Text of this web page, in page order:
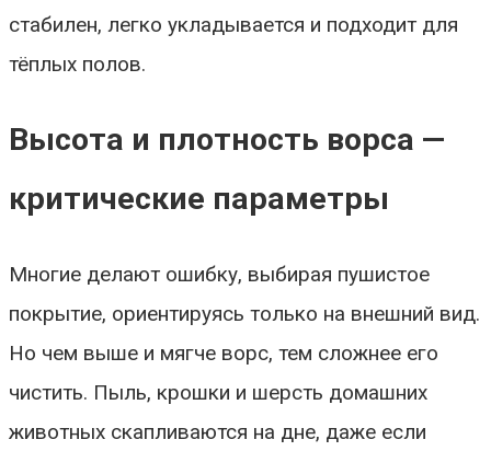
стабилен, легко укладывается и подходит для
тёплых полов.
Высота и плотность ворса —
критические параметры
Многие делают ошибку, выбирая пушистое
покрытие, ориентируясь только на внешний вид.
Но чем выше и мягче ворс, тем сложнее его
чистить. Пыль, крошки и шерсть домашних
животных скапливаются на дне, даже если